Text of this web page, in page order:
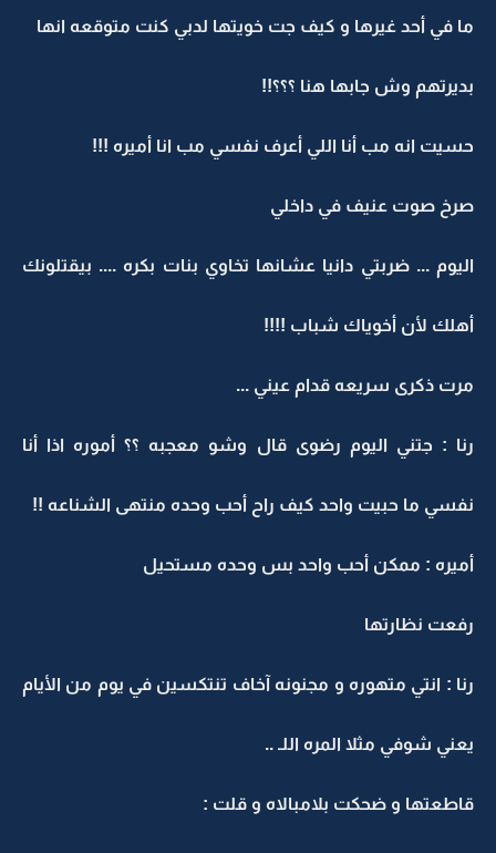
ما في أحد غيرها و كيف جت خويتها لدبي كنت متوقعه انها
بديرتهم وش جابها هنا ؟؟؟!!
حسيت انه مب أنا اللي أعرف نفسي مب انا أميره !!!
صرخ صوت عنيف في داخلي
اليوم ... ضربتي دانيا عشانها تخاوي بنات بكره .... بيقتلونك
أهلك لأن أخوياك شباب !!!!
مرت ذكرى سريعه قدام عيني ...
رنا : جتني اليوم رضوى قال وشو معجبه ؟؟ أموره اذا أنا
نفسي ما حبيت واحد كيف راح أحب وحده منتهى الشناعه !!
أميره : ممكن أحب واحد بس وحده مستحيل
رفعت نظارتها
رنا : انتي متهوره و مجنونه آخاف تنتكسين في يوم من الأيام
يعني شوفي مثلا المره اللـ ..
قاطعتها و ضحكت بلامبالاه و قلت :